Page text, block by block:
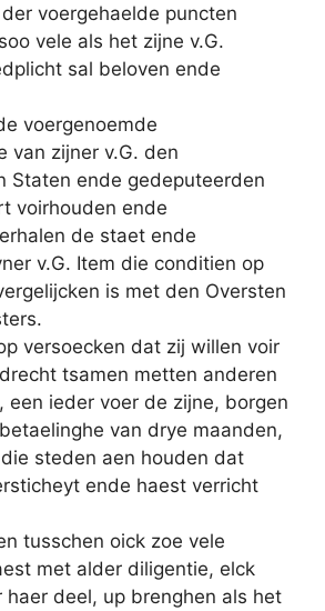
voergehaelde puncten
vele als het zijne v.G.
sal beloven ende
voergenoemde
van zijner v.G. den
Staten ende gedeputeerden
voirhouden ende
de staet ende
v.G. Item die conditien op
is met den Oversten
versoecken dat zij willen voir
tsamen metten anderen
een ieder voer de zijne, borgen
van drye maanden,
steden aen houden dat
ende haest verricht
tusschen oick zoe vele
met alder diligentie, elck
haer deel, up brenghen als het